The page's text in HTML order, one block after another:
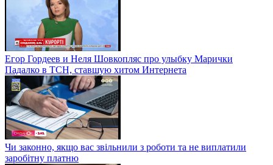
Егор Гордеев и Неля Шовкопляс про улыбку Марички
Падалко в ТСН, ставшую хитом Интернета
Чи законно, якщо вас звільнили з роботи та не виплатили
заробітну платню